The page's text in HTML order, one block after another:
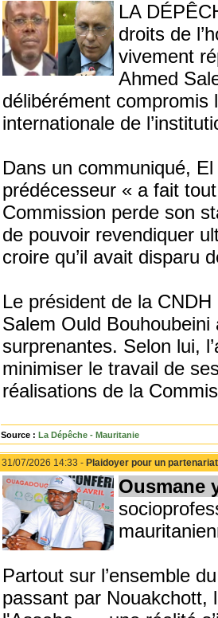
LA
droits de
vivement
Ahmed
délibérément compromis
internationale de
Dans un communiqué,
prédécesseur « a fait
Commission perde son
de pouvoir revendiquer
croire qu’il avait disparu
Le président de la
Salem Ould Bouhoubeini
surprenantes. Selon lui,
minimiser le travail de
réalisations de la
Source : La Dépêche - Mauritanie
31/07/2026 14:33 - Plaidoyer pour un
Ousmane
Partout sur l’ensemble
passant par Nouakchott,